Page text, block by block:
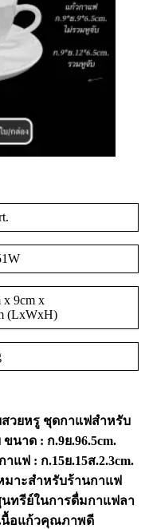
x 9cm x
(LxWxH)
วยหรู ชุดกาแฟสำหรับ
าด : ก.9ย.96.5cm.
แฟ : ก.15ย.15ส.2.3cm.
มาะสำหรับร้านกาแฟ
ทรีย์ในการดื่มกาแฟลา
นื้อแก้วคุณภาพดี